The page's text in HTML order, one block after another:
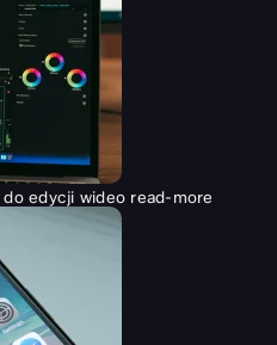
do edycji wideo read-more